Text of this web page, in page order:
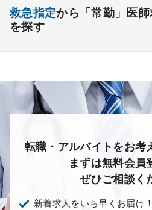
心療内科 泌尿器科 眼科
皮膚科
放射線科 救命救急科 病
オンコールなしの勤務可能 セ
検査
救急指定から「常勤」医
を探す
転職・アルバイトをお考
まずは無料会員
ぜひご相談く
新着求人をいち早くお届け！